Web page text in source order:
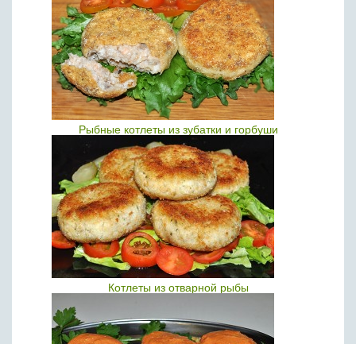
Рыбные котлеты из зубатки и горбуши
Котлеты из отварной рыбы